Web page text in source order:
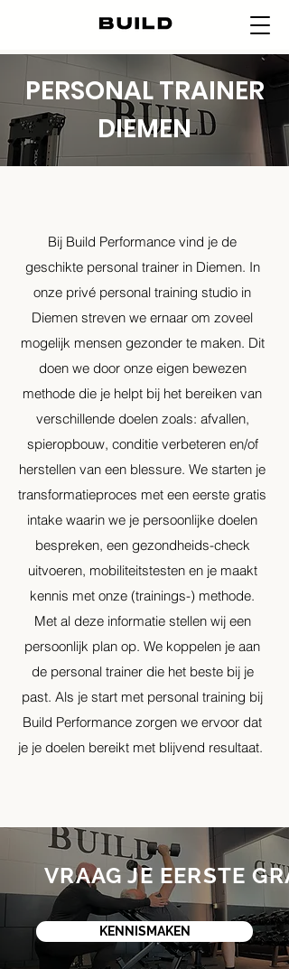
PERSONAL TRAINER
DIEMEN
Bij Build Performance vind je de
geschikte personal trainer in Diemen. In
onze privé personal training studio in
Diemen streven we ernaar om zoveel
mogelijk mensen gezonder te maken. Dit
doen we door onze eigen bewezen
methode die je helpt bij het bereiken van
verschillende doelen zoals: afvallen,
spieropbouw, conditie verbeteren en/of
herstellen van een blessure. We starten je
transformatieproces met een eerste gratis
intake waarin we je persoonlijke doelen
bespreken, een gezondheids-check
uitvoeren, mobiliteitstesten en je maakt
kennis met onze (trainings-) methode.
Met al deze informatie stellen wij een
persoonlijk plan op. We koppelen je aan
de personal trainer die het beste bij je
past. Als je start met personal training bij
Build Performance zorgen we ervoor dat
je je doelen bereikt met blijvend resultaat.
VRAAG JE EERSTE
KENNISMAKEN